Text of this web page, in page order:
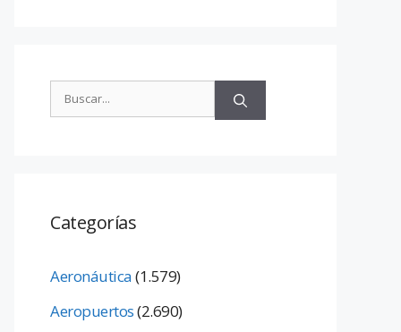
Categorías
Aeronáutica(1.579)
Aeropuertos(2.690)